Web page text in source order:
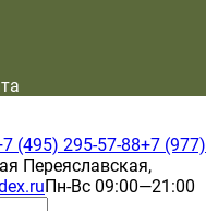
(495) 295-57-88+7
Переяславская,
Пн-Вс 09:00—21:00